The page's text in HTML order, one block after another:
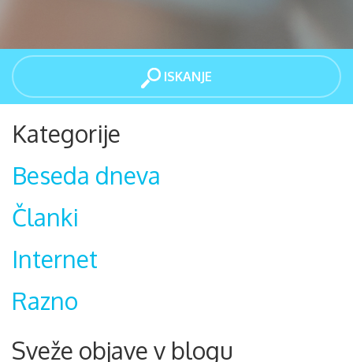
ISKANJE
Kategorije
Beseda dneva
Članki
Internet
Razno
Sveže objave v blogu